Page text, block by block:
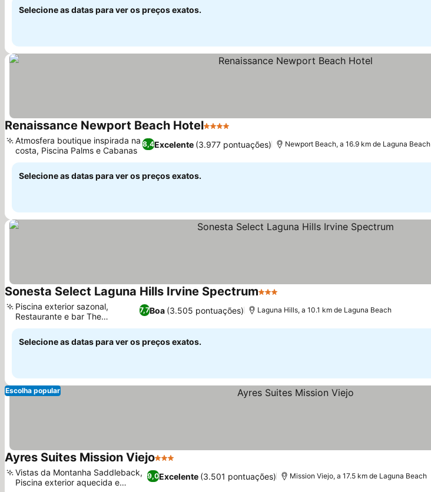
Selecione as datas para ver os preços exatos.
Renaissance Newport Beach Hotel4 Estrelas
8,4Excelente (3.977 pontuações)
Atmosfera boutique inspirada na
costa, Piscina Palms e Cabanas
Newport Beach, a 16.9 km de Laguna Beach
Selecione as datas para ver os preços exatos.
Sonesta Select Laguna Hills Irvine Spectrum3 Estrelas
7,7Boa (3.505 pontuações)
Piscina exterior sazonal,
Restaurante e bar The
Commons
Laguna Hills, a 10.1 km de Laguna Beach
Selecione as datas para ver os preços exatos.
Escolha popular
Ayres Suites Mission Viejo3 Estrelas
9,0Excelente (3.501 pontuações)
Vistas da Montanha Saddleback,
Piscina exterior aquecida e
Mission Viejo, a 17.5 km de Laguna Beach